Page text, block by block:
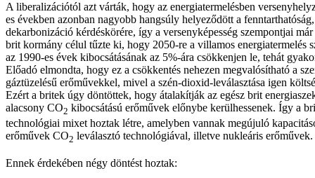
A liberalizációtól azt várták, hogy az energiatermelésben
es években azonban nagyobb hangsúly helyeződött a
dekarbonizáció kérdéskörére, így a versenyképesség szempontjai
brit kormány célul tűzte ki, hogy 2050-re a villamos energiatermelés
az 1990-es évek kibocsátásának az 5%-ára csökkenjen le, tehát
Előadó elmondta, hogy ez a csökkentés nehezen megvalósítható a
gáztüzelésű erőművekkel, mivel a szén-dioxid-leválasztása igen
Ezért a britek úgy döntöttek, hogy átalakítják az egész brit
alacsony CO2 kibocsátású erőművek előnybe kerülhessenek. Így a
technológiai mixet hoztak létre, amelyben vannak megújuló
erőművek CO2 leválasztó technológiával, illetve nukleáris erőművek.
Ennek érdekében négy döntést hoztak: